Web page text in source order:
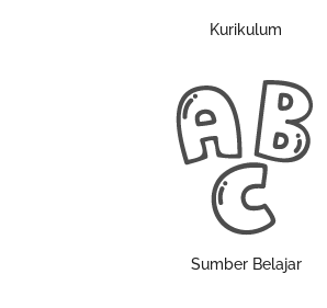
Kurikulum
Sumber Belajar